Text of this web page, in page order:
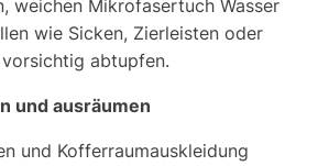
weichen Mikrofasertuch Wasser
wie Sicken, Zierleisten oder
abtupfen.
und ausräumen
und Kofferraumauskleidung